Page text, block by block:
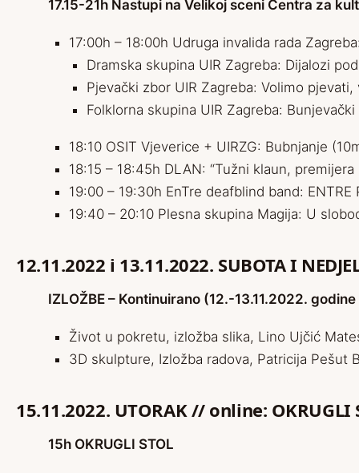
17.15-21h Nastupi na Velikoj sceni Centra za
17:00h – 18:00h Udruga invalida rada
Dramska skupina UIR Zagreba: Dijalozi
Pjevački zbor UIR Zagreba: Volimo
Folklorna skupina UIR Zagreba:
18:10 OSIT Vjeverice + UIRZG: Bubnjanje
18:15 – 18:45h DLAN: “Tužni klaun,
19:00 – 19:30h EnTre deafblind band: ENTRE
19:40 – 20:10 Plesna skupina Magija: U
12.11.2022 i 13.11.2022. SUBOTA I
IZLOŽBE – Kontinuirano (12.-13.11.2022.
Život u pokretu, izložba slika, Lino Ujčić
3D skulpture, Izložba radova, Patricija Pešut
15.11.2022. UTORAK // online:
15h OKRUGLI STOL